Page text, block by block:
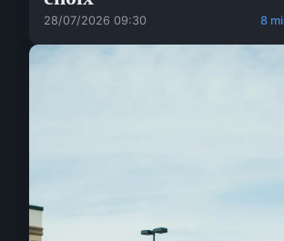
28/07/2026 09:30 8